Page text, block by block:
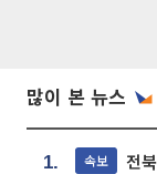
많이 본 뉴스
1. 속보 전